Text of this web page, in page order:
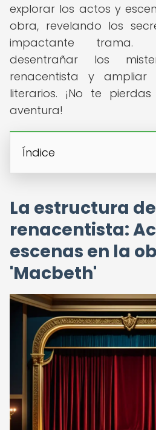
explorar los actos y
obra, revelando los
impactante trama.
desentrañar los
renacentista y ampliar
literarios. ¡No te
aventura!
Índice
La estructura
renacentista:
escenas en la
'Macbeth'